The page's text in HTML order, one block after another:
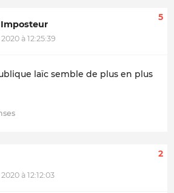
à 12:25:39
5
laïc semble de plus en plus
à 12:12:03
2